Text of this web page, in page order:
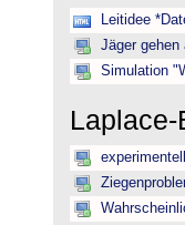
Leitidee
Jäger
Simulation